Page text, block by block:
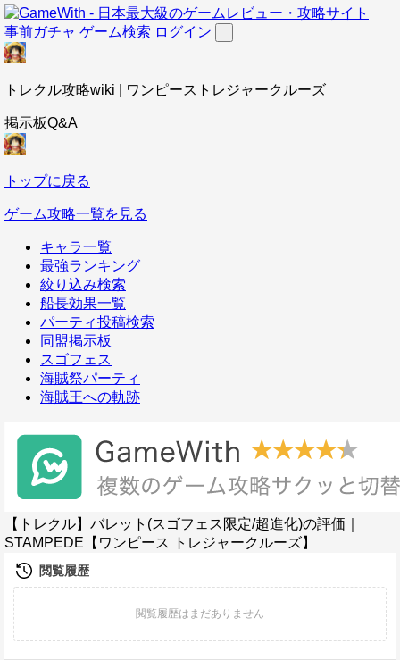
事前ガチャ ゲーム検索 ログイン
トレクル攻略wiki | ワンピーストレジャークルーズ
掲示板Q&A
トップに戻る
ゲーム攻略一覧を見る
キャラ一覧
最強ランキング
絞り込み検索
船長効果一覧
パーティ投稿検索
同盟掲示板
スゴフェス
海賊祭パーティ
海賊王への軌跡
【トレクル】バレット(スゴフェス限定/超進化)の評価｜
STAMPEDE【ワンピース トレジャークルーズ】